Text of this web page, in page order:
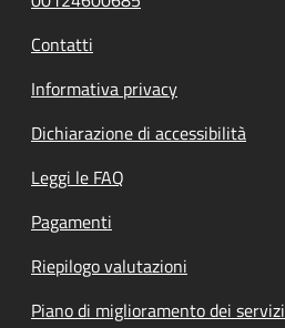
Contatti
Informativa privacy
Dichiarazione di accessibilità
Leggi le FAQ
Pagamenti
Riepilogo valutazioni
Piano di miglioramento dei servizi